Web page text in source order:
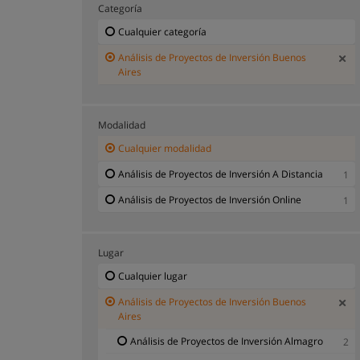
Categoría
Cualquier categoría
Análisis de Proyectos de Inversión Buenos
Aires
Modalidad
Cualquier modalidad
Análisis de Proyectos de Inversión A Distancia
1
Análisis de Proyectos de Inversión Online
1
Lugar
Cualquier lugar
Análisis de Proyectos de Inversión Buenos
Aires
Análisis de Proyectos de Inversión Almagro
2